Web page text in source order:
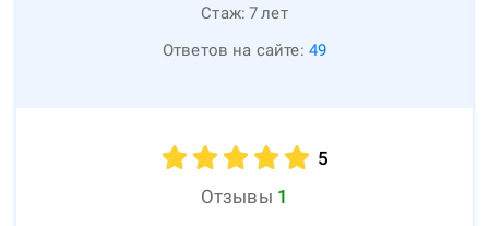
Стаж: 7лет
Ответов на сайте: 49
5
Отзывы 1